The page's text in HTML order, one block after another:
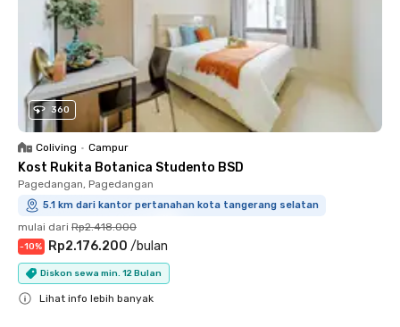
360
Coliving • Campur
Kost Rukita Botanica Studento BSD
Pagedangan, Pagedangan
5.1 km dari kantor pertanahan kota tangerang selatan
mulai dari Rp2.418.000
-10% Rp2.176.200 /bulan
Diskon sewa min. 12 Bulan
Lihat info lebih banyak